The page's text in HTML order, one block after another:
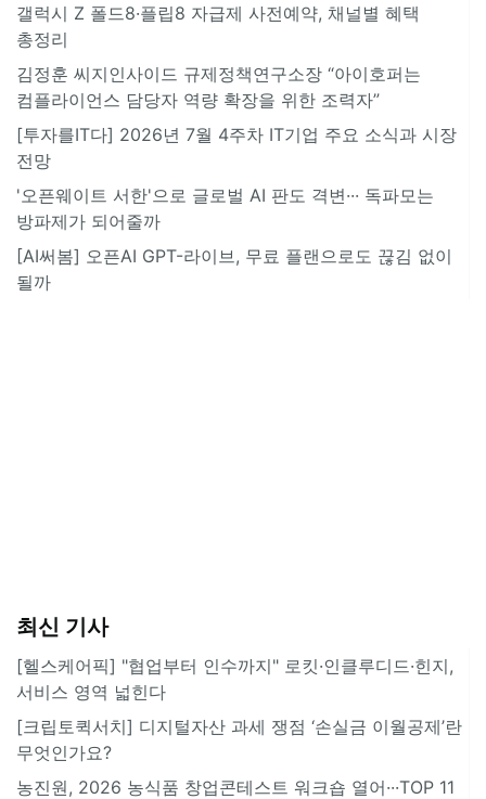
갤럭시 Z 폴드8·플립8 자급제 사전예약, 채널별 혜택
총정리
김정훈 씨지인사이드 규제정책연구소장 “아이호퍼는
컴플라이언스 담당자 역량 확장을 위한 조력자”
[투자를IT다] 2026년 7월 4주차 IT기업 주요 소식과 시장
전망
'오픈웨이트 서한'으로 글로벌 AI 판도 격변··· 독파모는
방파제가 되어줄까
[AI써봄] 오픈AI GPT-라이브, 무료 플랜으로도 끊김 없이
될까
최신 기사
[헬스케어픽] "협업부터 인수까지" 로킷·인클루디드·힌지,
서비스 영역 넓힌다
[크립토퀵서치] 디지털자산 과세 쟁점 ‘손실금 이월공제’란
무엇인가요?
농진원, 2026 농식품 창업콘테스트 워크숍 열어···TOP 11